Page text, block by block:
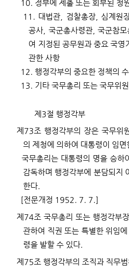
10. 정부에 제출 또는 회부된 청
11. 대법관 검찰총장, 심계원
공사 국군총사령관, 국군참모
여 지정된 공무원과 중요 국영
관한 사항
12. 행정각부의 중요한 정책의
13. 기타 국무총리 또는 국무위
제 3절 행정각부
제 73조 행정각부의 장은 국무위
의 제청에 의하여 대통령이 임면
국무총리는 대통령의 명을 승하
감독하며 행정각부에 분담되지
한다.
[전문개정 1952. 7. 7.]
제 74조 국무총리 또는 행정각부
관하여 직권 또는 특별한 위임
령을 발할 수 있다.
제 75조 행정각부의 조직과 직무